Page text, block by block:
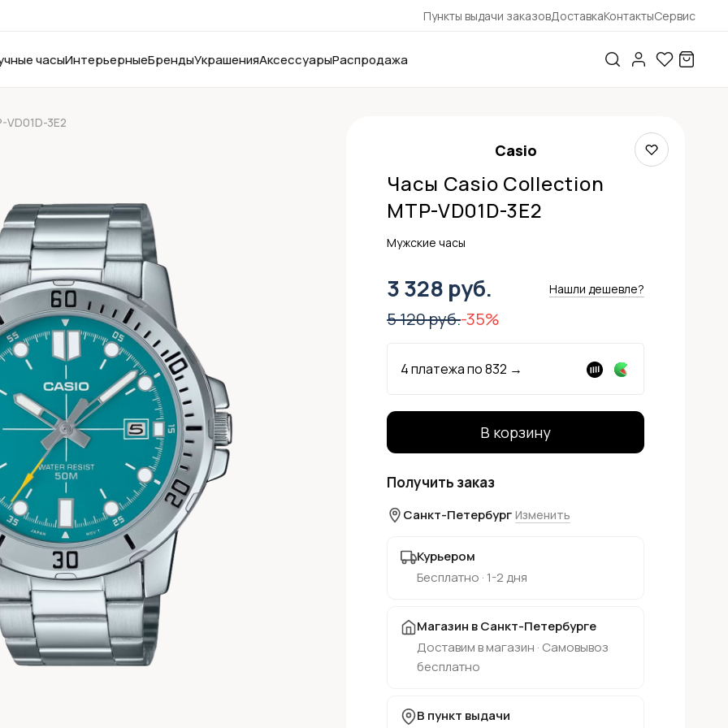
Пункты выдачи заказовДоставкаКонтактыСервис
часыИнтерьерныеБрендыУкрашенияАксессуарыРаспродажа
VD01D-3E2
Casio
Часы Casio Collection
MTP-VD01D-3E2
Мужские часы
3 328 руб. Нашли дешевле?
5 120 руб.-35%
4 платежа по832 →
В корзину
Получить заказ
Санкт-Петербург Изменить
Курьером
Бесплатно · 1-2 дня
Магазин в Санкт-Петербурге
Доставим в магазин · Самовывоз
бесплатно
В пункт выдачи